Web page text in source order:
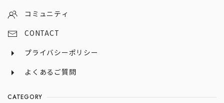
コミュニティ
CONTACT
プライバシーポリシー
よくあるご質問
CATEGORY